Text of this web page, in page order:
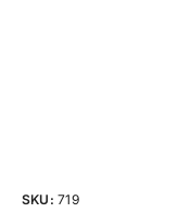
SKU:719